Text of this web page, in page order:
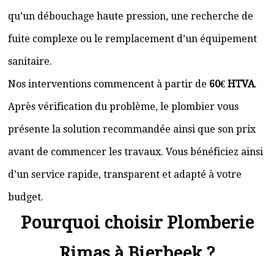
qu’un débouchage haute pression, une recherche de
fuite complexe ou le remplacement d’un équipement
sanitaire.
Nos interventions commencent à partir de 60€ HTVA.
Après vérification du problème, le plombier vous
présente la solution recommandée ainsi que son prix
avant de commencer les travaux. Vous bénéficiez ainsi
d’un service rapide, transparent et adapté à votre
budget.
Pourquoi choisir Plomberie